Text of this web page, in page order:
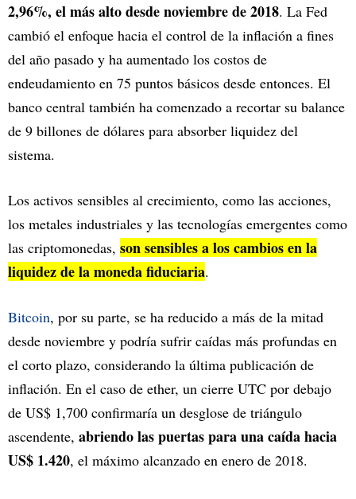
2,96%, el más alto desde noviembre de 2018. La Fed
cambió el enfoque hacia el control de la inflación a fines
del año pasado y ha aumentado los costos de
endeudamiento en 75 puntos básicos desde entonces. El
banco central también ha comenzado a recortar su balance
de 9 billones de dólares para absorber liquidez del
sistema.
Los activos sensibles al crecimiento, como las acciones,
los metales industriales y las tecnologías emergentes como
las criptomonedas, son sensibles a los cambios en la
liquidez de la moneda fiduciaria.
Bitcoin, por su parte, se ha reducido a más de la mitad
desde noviembre y podría sufrir caídas más profundas en
el corto plazo, considerando la última publicación de
inflación. En el caso de ether, un cierre UTC por debajo
de US$ 1,700 confirmaría un desglose de triángulo
ascendente, abriendo las puertas para una caída hacia
US$ 1.420, el máximo alcanzado en enero de 2018.